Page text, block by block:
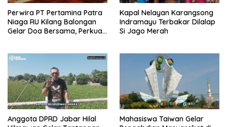
Perwira PT Pertamina Patra
Niaga RU Kilang Balongan
Gelar Doa Bersama, Perkuat
Kapal Nelayan Karangsong
Indramayu Terbakar Dilalap
Si Jago Merah
Anggota DPRD Jabar Hilal
Mahasiswa Taiwan Gelar